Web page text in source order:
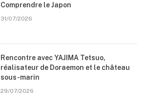
Comprendre le Japon
31/07/2026
Rencontre avec YAJIMA Tetsuo,
réalisateur de Doraemon et le château
sous-marin
29/07/2026